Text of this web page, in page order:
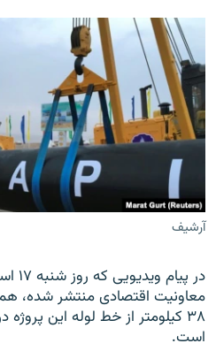
آرشیف
در
معاونیت اقتصادی منتشر شده،
۳۸ کیلومتر از خط لوله این
است.